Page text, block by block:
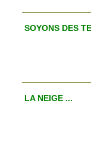
SOYONS DES
LA NEIGE ...